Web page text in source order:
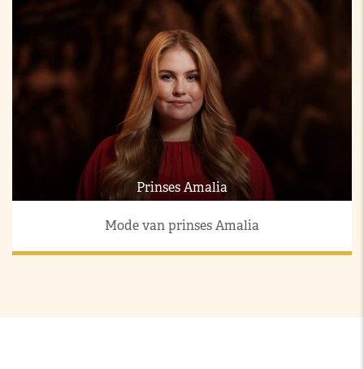
Prinses Amalia
Mode van prinses Amalia